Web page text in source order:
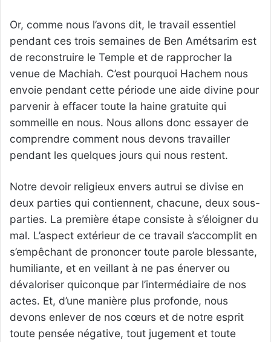
Or, comme nous l’avons dit, le travail essentiel
pendant ces trois semaines de Ben Amétsarim est
de reconstruire le Temple et de rapprocher la
venue de Machiah. C’est pourquoi Hachem nous
envoie pendant cette période une aide divine pour
parvenir à effacer toute la haine gratuite qui
sommeille en nous. Nous allons donc essayer de
comprendre comment nous devons travailler
pendant les quelques jours qui nous restent.
Notre devoir religieux envers autrui se divise en
deux parties qui contiennent, chacune, deux sous-
parties. La première étape consiste à s’éloigner du
mal. L’aspect extérieur de ce travail s’accomplit en
s’empêchant de prononcer toute parole blessante,
humiliante, et en veillant à ne pas énerver ou
dévaloriser quiconque par l’intermédiaire de nos
actes. Et, d’une manière plus profonde, nous
devons enlever de nos cœurs et de notre esprit
toute pensée négative, tout jugement et toute